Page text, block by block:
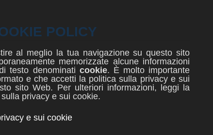
Seguici su:
POLICY
al meglio la tua navigazione su questo sito
memorizzate alcune informazioni
testo denominati cookie. È molto importante
e che accetti la politica sulla privacy e sui
sito Web. Per ulteriori informazioni, leggi la
privacy e sui cookie.
e sui cookie